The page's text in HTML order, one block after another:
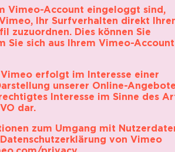
Vimeo-Account eingeloggt sind,
Ihr Surfverhalten direkt
zuzuordnen. Dies können Sie
Sie sich aus Ihrem Vimeo-Account
erfolgt im Interesse einer
unserer Online-
Interesse im Sinne des
dar.
zum Umgang mit
von Vimeo